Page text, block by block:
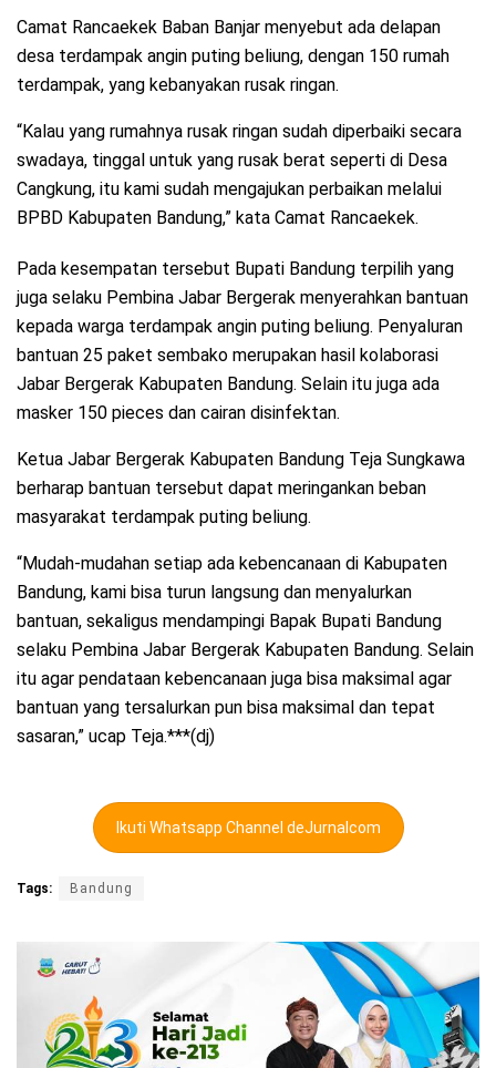
Camat Rancaekek Baban Banjar menyebut ada delapan
desa terdampak angin puting beliung, dengan 150 rumah
terdampak, yang kebanyakan rusak ringan.
“Kalau yang rumahnya rusak ringan sudah diperbaiki secara
swadaya, tinggal untuk yang rusak berat seperti di Desa
Cangkung, itu kami sudah mengajukan perbaikan melalui
BPBD Kabupaten Bandung,” kata Camat Rancaekek.
Pada kesempatan tersebut Bupati Bandung terpilih yang
juga selaku Pembina Jabar Bergerak menyerahkan bantuan
kepada warga terdampak angin puting beliung. Penyaluran
bantuan 25 paket sembako merupakan hasil kolaborasi
Jabar Bergerak Kabupaten Bandung. Selain itu juga ada
masker 150 pieces dan cairan disinfektan.
Ketua Jabar Bergerak Kabupaten Bandung Teja Sungkawa
berharap bantuan tersebut dapat meringankan beban
masyarakat terdampak puting beliung.
“Mudah-mudahan setiap ada kebencanaan di Kabupaten
Bandung, kami bisa turun langsung dan menyalurkan
bantuan, sekaligus mendampingi Bapak Bupati Bandung
selaku Pembina Jabar Bergerak Kabupaten Bandung. Selain
itu agar pendataan kebencanaan juga bisa maksimal agar
bantuan yang tersalurkan pun bisa maksimal dan tepat
sasaran,” ucap Teja.***(dj)
Ikuti Whatsapp Channel deJurnalcom
Tags: Bandung